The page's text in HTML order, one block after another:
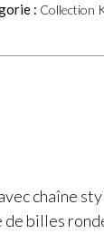
: Collection
chaîne
de billes